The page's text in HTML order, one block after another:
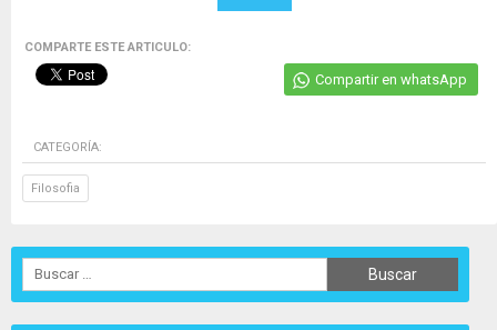
COMPARTE ESTE ARTICULO:
Compartir en whatsApp
CATEGORÍA:
Filosofia